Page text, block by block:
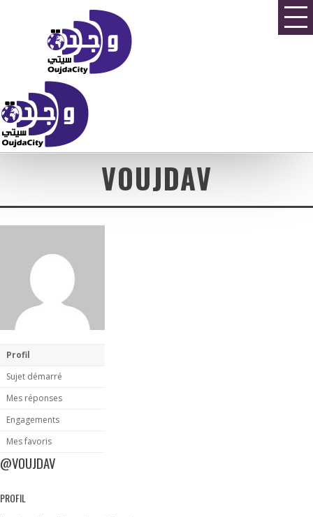
VOUJDAV
Profil
Sujet démarré
Mes réponses
Engagements
Mes favoris
@VOUJDAV
PROFIL